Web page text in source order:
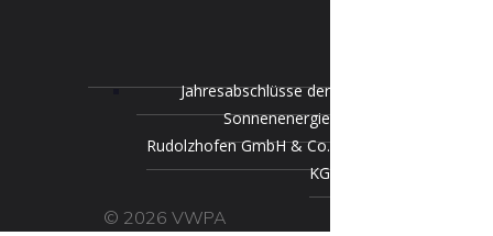
Jahresabschlüsse der
Sonnenenergie
Rudolzhofen GmbH & Co.
KG
© 2026 VWPA